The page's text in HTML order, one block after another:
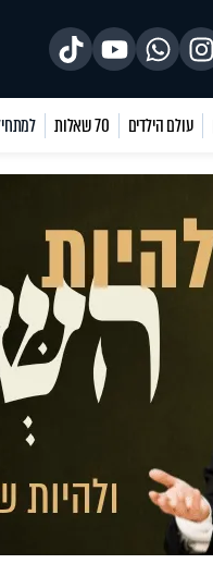
עולם הילדים 70 שאלות